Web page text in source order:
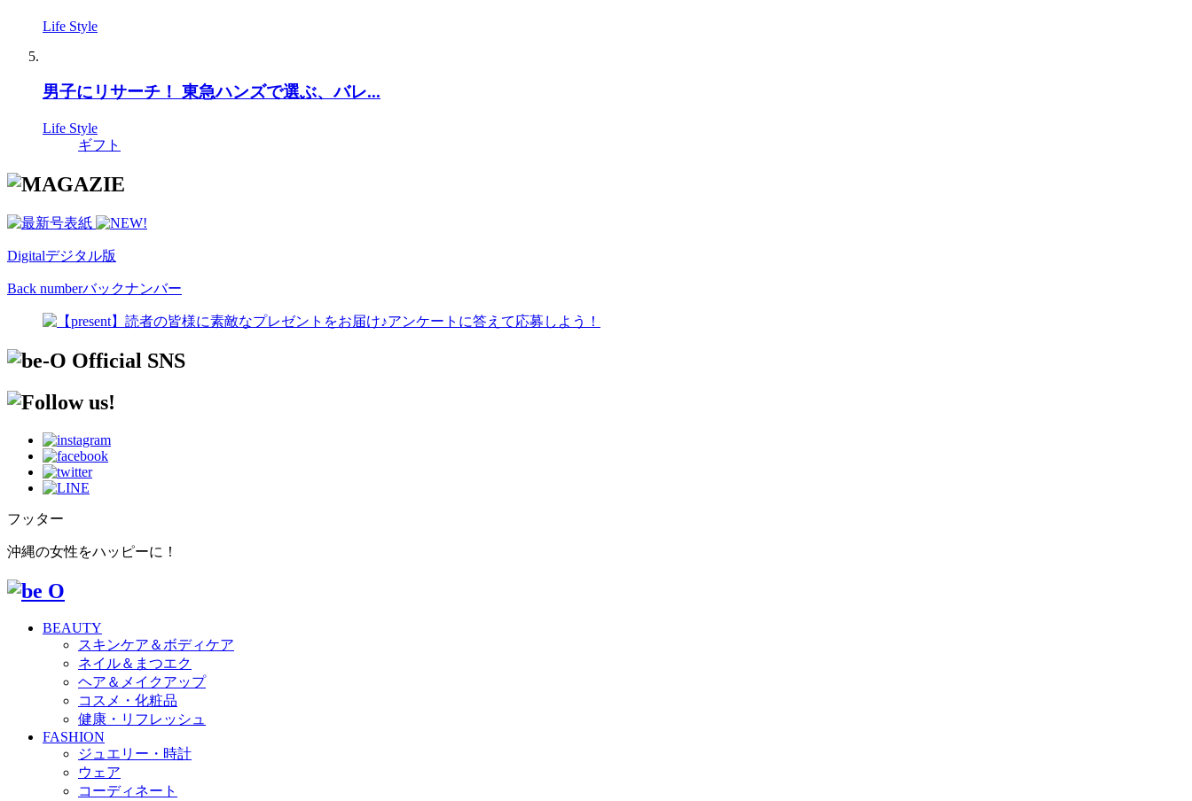
Life Style
男子にリサーチ！ 東急ハンズで選ぶ、バレ...
Life Style
ギフト
Digitalデジタル版
Back numberバックナンバー
フッター
沖縄の女性をハッピーに！
BEAUTY
スキンケア＆ボディケア
ネイル＆まつエク
ヘア＆メイクアップ
コスメ・化粧品
健康・リフレッシュ
FASHION
ジュエリー・時計
ウェア
コーディネート